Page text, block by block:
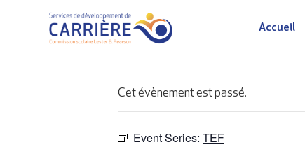
Accueil
Cet évènement est passé.
Event Series: TEF